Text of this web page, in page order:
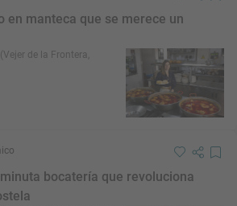
en manteca que se merece un
de la Frontera,
bocatería que revoluciona